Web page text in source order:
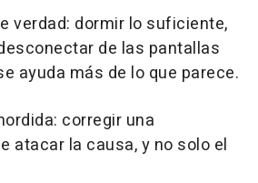
verdad: dormir lo suficiente,
de las pantallas
ayuda más de lo que parece.
corregir una
atacar la causa, y no solo el